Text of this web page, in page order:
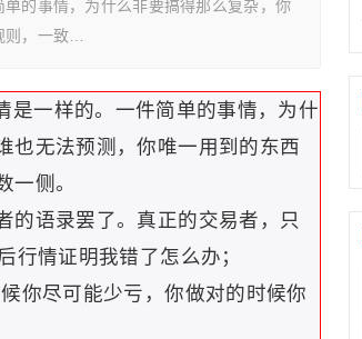
的事情，为什么非要搞得那么复杂，你
，一致…
是一样的。一件简单的事情，为什
也无法预测，你唯一用到的东西
一侧。
的语录罢了。真正的交易者，只
行情证明我错了怎么办；
你尽可能少亏，你做对的时候你